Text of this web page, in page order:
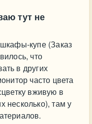
тут не
купе (Заказ
что
в других
часто цвета
вживую в
несколько), там у